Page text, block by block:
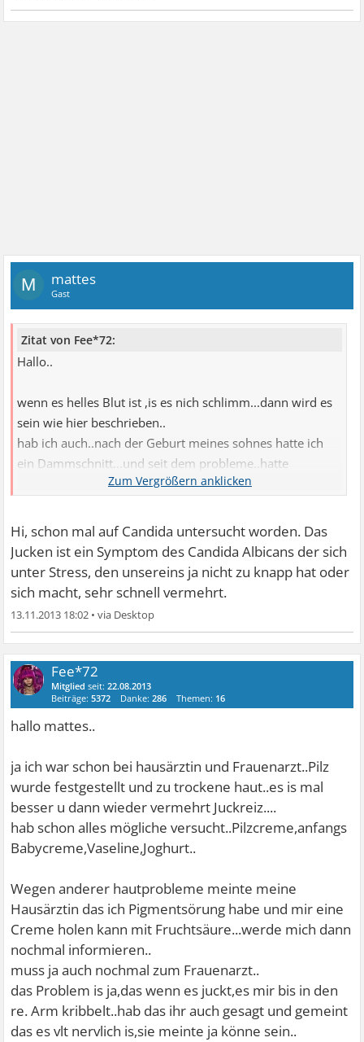
M mattes
Gast
Zitat von Fee*72:
Hallo..
wenn es helles Blut ist ,is es nich schlimm...dann wird es
sein wie hier beschrieben..
hab ich auch..nach der Geburt meines sohnes hatte ich
ein Dammschnitt...und seit dem probleme..hatte
jahrelang ne salbe reingemacht..jetzt fängt es wieder an
werde das der Ärztin nochmal sagen...hab ja auch genital
jucken,also z zt vorne an den Schaml...wenn ich da zu viel
kratze blutet es auch oder brennt..vlt hängt das auch
zusammen durch stress?
Fee
Hi, schon mal auf Candida untersucht worden. Das
Jucken ist ein Symptom des Candida Albicans der sich
unter Stress, den unsereins ja nicht zu knapp hat oder
sich macht, sehr schnell vermehrt.
13.11.2013 18:02 •
Fee*72
Mitglied seit:22.08.2013
Beiträge:5372 Danke:286 Themen: 16
hallo mattes..
ja ich war schon bei hausärztin und Frauenarzt..Pilz
wurde festgestellt und zu trockene haut..es is mal
besser u dann wieder vermehrt Juckreiz....
hab schon alles mögliche versucht..Pilzcreme,anfangs
Babycreme,Vaseline,Joghurt..
Wegen anderer hautprobleme meinte meine
Hausärztin das ich Pigmentsörung habe und mir eine
Creme holen kann mit Fruchtsäure...werde mich dann
nochmal informieren..
muss ja auch nochmal zum Frauenarzt..
das Problem is ja,das wenn es juckt,es mir bis in den
re. Arm kribbelt..hab das ihr auch gesagt und gemeint
das es vlt nervlich is,sie meinte ja könne sein..